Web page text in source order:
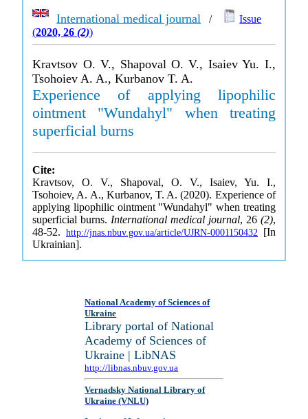
International medical journal /
Issue
(2020, 26(2))
Kravtsov O. V., Shapoval O. V., Isaiev Yu. I.,
Tsohoiev A. A., Kurbanov T. A.
Experience of applying lipophilic
ointment "Wundahyl" when treating
superficial burns
Cite:
Kravtsov, O. V., Shapoval, O. V., Isaiev, Yu. I.,
Tsohoiev, A. A., Kurbanov, T. A. (2020). Experience of
applying lipophilic ointment "Wundahyl" when treating
superficial burns. International medical journal, 26 (2),
48-52. http://jnas.nbuv.gov.ua/article/UJRN-0001150432 [In
Ukrainian].
National Academy of Sciences of
Ukraine
Library portal of National
Academy of Sciences of
Ukraine | LibNAS
http://libnas.nbuv.gov.ua
Vernadsky National Library of
Ukraine (VNLU)